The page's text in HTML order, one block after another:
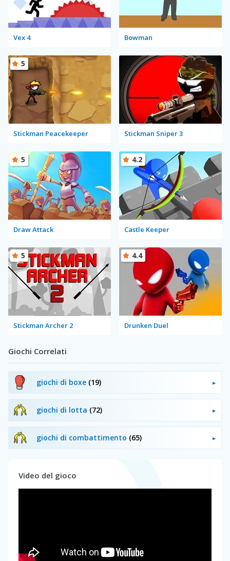
Vex 4 Bowman
Stickman Peacekeeper
5
Stickman Sniper 3
Draw Attack
5
Castle Keeper
4.2
Stickman Archer 2
5
Drunken Duel
4.4
Giochi Correlati
giochi di boxe (19)
giochi di lotta (72)
giochi di combattimento (65)
Video del gioco